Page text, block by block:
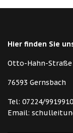
Hier finden Sie
Otto-Hahn-Straße
76593 Gernsbach
Tel: 07224/9919910
Email: